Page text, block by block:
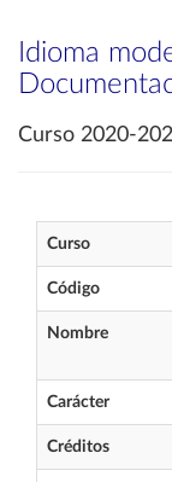
Idioma
Curso 2020-
Curso
Código
Nombre
Carácter
Créditos